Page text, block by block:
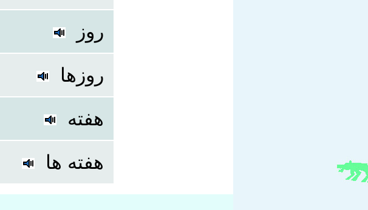
روز
روزها
هفته
هفته ها